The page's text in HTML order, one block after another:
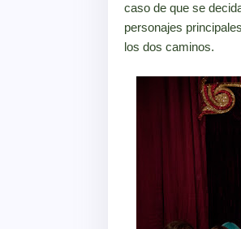
caso de que se
personajes
los dos caminos.